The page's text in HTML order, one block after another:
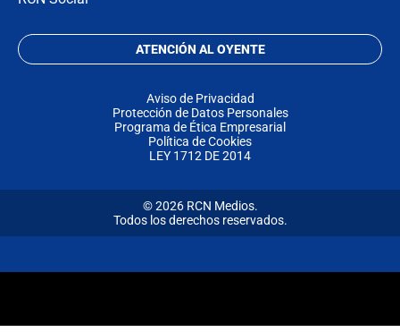
ATENCIÓN AL OYENTE
Aviso de Privacidad
Protección de Datos Personales
Programa de Ética Empresarial
Política de Cookies
LEY 1712 DE 2014
© 2026 RCN Medios.
Todos los derechos reservados.